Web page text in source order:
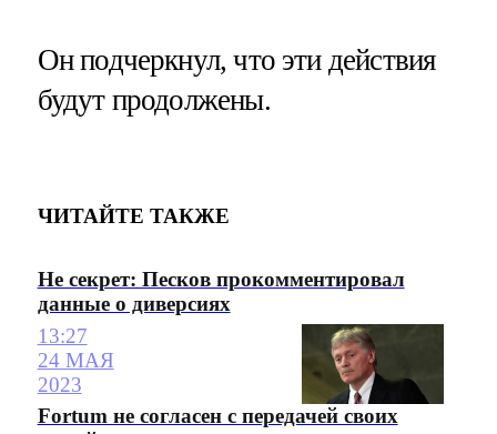
Он подчеркнул, что эти действия
будут продолжены.
ЧИТАЙТЕ ТАКЖЕ
Не секрет: Песков прокомментировал
данные о диверсиях
13:27
24 МАЯ
2023
Fortum не согласен с передачей своих